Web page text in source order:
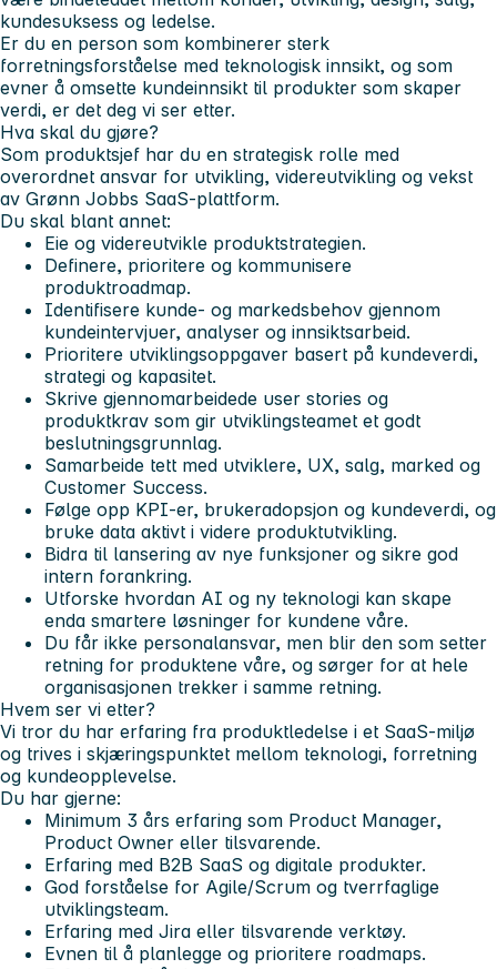
kundesuksess og ledelse.
Er du en person som kombinerer sterk
forretningsforståelse med teknologisk innsikt, og som
evner å omsette kundeinnsikt til produkter som skaper
verdi, er det deg vi ser etter.
Hva skal du gjøre?
Som produktsjef har du en strategisk rolle med
overordnet ansvar for utvikling, videreutvikling og vekst
av Grønn Jobbs SaaS-plattform.
Du skal blant annet:
Eie og videreutvikle produktstrategien.
Definere, prioritere og kommunisere
produktroadmap.
Identifisere kunde- og markedsbehov gjennom
kundeintervjuer, analyser og innsiktsarbeid.
Prioritere utviklingsoppgaver basert på kundeverdi,
strategi og kapasitet.
Skrive gjennomarbeidede user stories og
produktkrav som gir utviklingsteamet et godt
beslutningsgrunnlag.
Samarbeide tett med utviklere, UX, salg, marked og
Customer Success.
Følge opp KPI-er, brukeradopsjon og kundeverdi, og
bruke data aktivt i videre produktutvikling.
Bidra til lansering av nye funksjoner og sikre god
intern forankring.
Utforske hvordan AI og ny teknologi kan skape
enda smartere løsninger for kundene våre.
Du får ikke personalansvar, men blir den som setter
retning for produktene våre, og sørger for at hele
organisasjonen trekker i samme retning.
Hvem ser vi etter?
Vi tror du har erfaring fra produktledelse i et SaaS-miljø
og trives i skjæringspunktet mellom teknologi, forretning
og kundeopplevelse.
Du har gjerne:
Minimum 3 års erfaring som Product Manager,
Product Owner eller tilsvarende.
Erfaring med B2B SaaS og digitale produkter.
God forståelse for Agile/Scrum og tverrfaglige
utviklingsteam.
Erfaring med Jira eller tilsvarende verktøy.
Evnen til å planlegge og prioritere roadmaps.